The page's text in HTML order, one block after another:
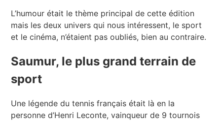
L’humour était le thème principal de cette édition
mais les deux univers qui nous intéressent, le sport
et le cinéma, n’étaient pas oubliés, bien au contraire.
Saumur, le plus grand terrain de
sport
Une légende du tennis français était là en la
personne d’Henri Leconte, vainqueur de 9 tournois